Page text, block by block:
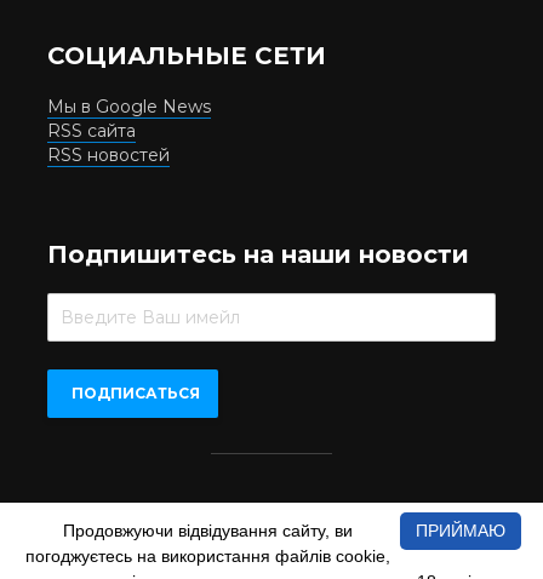
СОЦИАЛЬНЫЕ СЕТИ
Мы в Google News
RSS сайта
RSS новостей
Подпишитесь на наши новости
Beer.UA © 2016-2022
При копіюванні матеріалів з сайту обов'язкове пряме
відкрите для пошукових систем гіперпосилання на сайт
ПРИЙМАЮ
Продовжуючи відвідування сайту, ви
погоджуєтесь на використання файлів cookie,